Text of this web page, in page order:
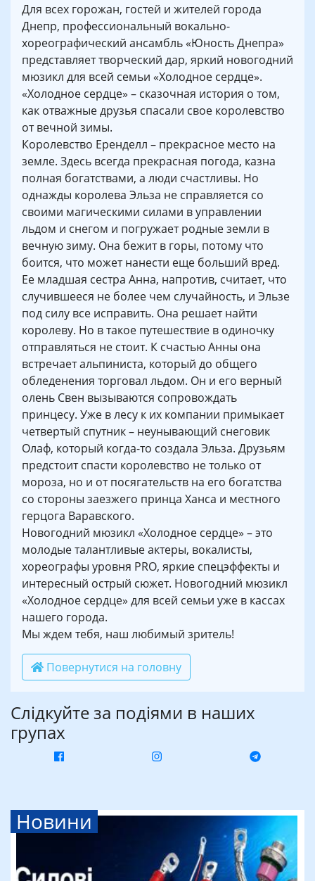
Для всех горожан, гостей и жителей города
Днепр, профессиональный вокально-
хореографический ансамбль «Юность Днепра»
представляет творческий дар, яркий новогодний
мюзикл для всей семьи «Холодное сердце».
«Холодное сердце» – сказочная история о том,
как отважные друзья спасали свое королевство
от вечной зимы.
Королевство Еренделл – прекрасное место на
земле. Здесь всегда прекрасная погода, казна
полная богатствами, а люди счастливы. Но
однажды королева Эльза не справляется со
своими магическими силами в управлении
льдом и снегом и погружает родные земли в
вечную зиму. Она бежит в горы, потому что
боится, что может нанести еще больший вред.
Ее младшая сестра Анна, напротив, считает, что
случившееся не более чем случайность, и Эльзе
под силу все исправить. Она решает найти
королеву. Но в такое путешествие в одиночку
отправляться не стоит. К счастью Анны она
встречает альпиниста, который до общего
обледенения торговал льдом. Он и его верный
олень Свен вызываются сопровождать
принцесу. Уже в лесу к их компании примыкает
четвертый спутник – неунывающий снеговик
Олаф, который когда-то создала Эльза. Друзьям
предстоит спасти королевство не только от
мороза, но и от посягательств на его богатства
со стороны заезжего принца Ханса и местного
герцога Варавского.
Новогодний мюзикл «Холодное сердце» – это
молодые талантливые актеры, вокалисты,
хореографы уровня PRO, яркие спецэффекты и
интересный острый сюжет. Новогодний мюзикл
«Холодное сердце» для всей семьи уже в кассах
нашего города.
Мы ждем тебя, наш любимый зритель!
Повернутися на головну
Слідкуйте за подіями в наших
групах
Новини